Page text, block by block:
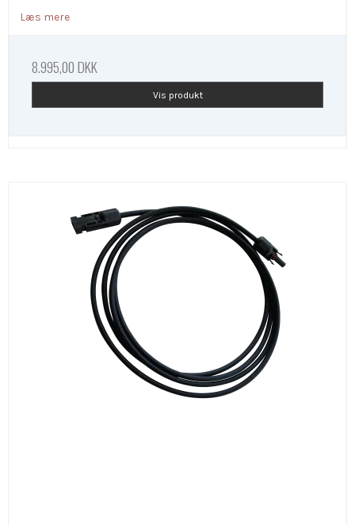
Læs mere
8.995,00 DKK
Vis produkt